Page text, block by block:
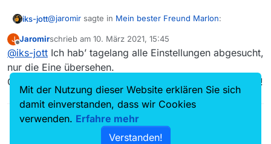
iks-jott@jaromir sagte in Mein bester Freund Marlon:
Super, danke Dir!
Den Fehler hab ich echt nicht gefunden.
@Jaromir
Hättest du jedoch, wenn dunach dieser Anleitung
gehandelt hättest. :grinning_face:
Insbesondere der Satz “Um auszuschließen zu können,
…” wäre es gewesen.
J
Offline
Jaromirschrieb am 10. März 2021, 15:45
zuletzt editiert von
@iks-jott Ich hab’ tagelang alle Einstellungen abgesucht,
nur die Eine übersehen.
Glaub mir, das vergesse ich nie wieder. Danke nochmal!
Mit der Nutzung dieser Website erklären Sie sich
damit einverstanden, dass wir Cookies
verwenden. Erfahre mehr
Verstanden!